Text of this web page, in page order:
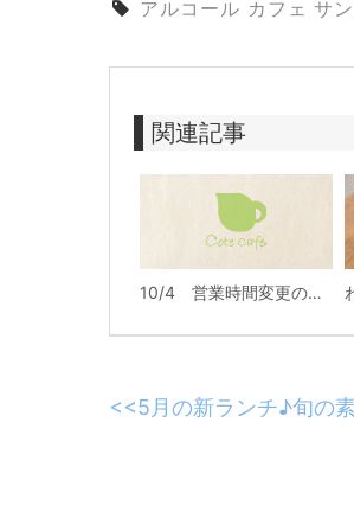
アルコール カフェ サ
関連記事
10/4 営業時間変更のお知らせ
<<5月の新ランチ♪旬の素材が絶品のパスタランチ＆